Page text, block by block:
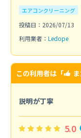
エアコンクリーニング
投稿日：2026/07/13
利用業者： Ledope
この利用者は「
説明が丁寧
5.0